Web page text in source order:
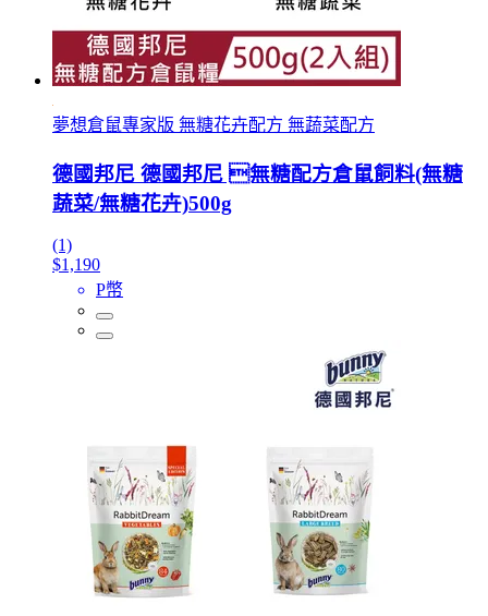
夢想倉鼠專家版 無糖花卉配方 無蔬菜配方
德國邦尼 德國邦尼 無糖配方倉鼠飼料(無糖
蔬菜/無糖花卉)500g
(1)
$1,190
P幣